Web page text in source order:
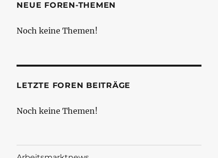
NEUE FOREN-THEMEN
Noch keine Themen!
LETZTE FOREN BEITRÄGE
Noch keine Themen!